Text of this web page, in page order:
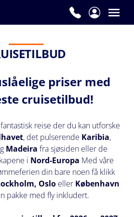
priser med
cruisetilbud!
reise der du kan utforske
, det pulserende Karibia,
Madeira fra sjøsiden eller de
i Nord-Europa Med våre
din bare noen få klikk
Oslo ellerKøbenhavn
pakke med fly inkludert.